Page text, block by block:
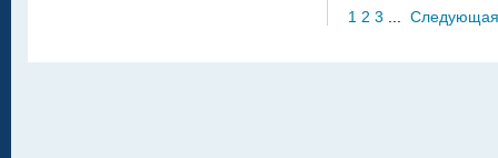
1 2 3 Следующая